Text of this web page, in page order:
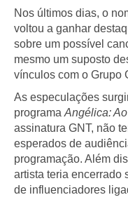
Nos últimos dias, o
voltou a ganhar
sobre um possível
mesmo um suposto
vínculos com o Grupo
As especulações
programa Angélica:
assinatura GNT, não
esperados de
programação. Além
artista teria encerrado
de influenciadores